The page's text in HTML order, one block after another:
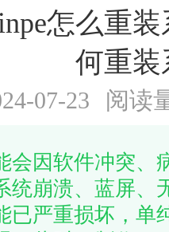
怎么重
何重装
07-23 阅读
会因软件冲突、
统崩溃、蓝屏、
已严重损坏，单